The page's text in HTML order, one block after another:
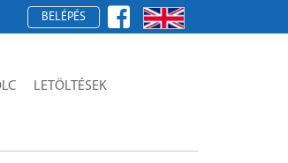
regisztráljon!
BELÉPÉS
LETÖLTÉSEK